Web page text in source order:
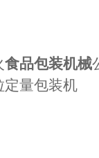
食品包装机械
定量包装机